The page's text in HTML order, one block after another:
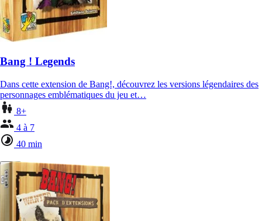
Bang ! Legends
Dans cette extension de Bang!, découvrez les versions légendaires des
personnages emblématiques du jeu et…
8+
4 à 7
40 min